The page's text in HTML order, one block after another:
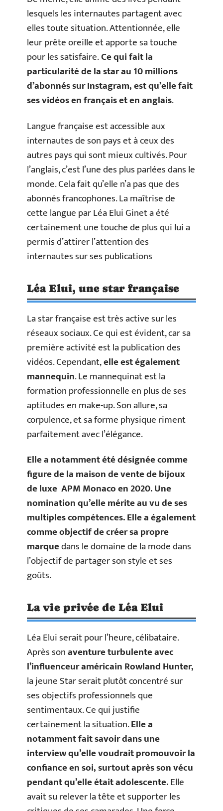
lesquels les internautes partagent avec
elles toute situation. Attentionnée, elle
leur prête oreille et apporte sa touche
pour les satisfaire.Ce qui fait la
particularité de la star au 10 millions
d’abonnés sur Instagram, est qu’elle fait
ses vidéos en français et en anglais.
Langue française est accessible aux
internautes de son pays et à ceux des
autres pays qui sont mieux cultivés. Pour
l’anglais, c’est l’une des plus parlées dans le
monde. Cela fait qu’elle n’a pas que des
abonnés francophones. La maîtrise de
cette langue par Léa Elui Ginet a été
certainement une touche de plus qui lui a
permis d’attirer l’attention des
internautes sur ses publications
Léa Elui, une star française
La star française est très active sur les
réseaux sociaux. Ce qui est évident, car sa
première activité est la publication des
vidéos. Cependant,elle est également
mannequin. Le mannequinat est la
formation professionnelle en plus de ses
aptitudes en make-up. Son allure, sa
corpulence, et sa forme physique riment
parfaitement avec l’élégance.
Elle a notamment été désignée comme
figure de la maison de vente de bijoux
de luxe APM Monaco en 2020. Une
nomination qu’elle mérite au vu de ses
multiples compétences. Elle a également
comme objectif de créer sa propre
marquedans le domaine de la mode dans
l’objectif de partager son style et ses
goûts.
La vie privée de Léa Elui
Léa Elui serait pour l’heure, célibataire.
Après sonaventure turbulente avec
l’influenceur américain Rowland Hunter,
la jeune Star serait plutôt concentré sur
ses objectifs professionnels que
sentimentaux. Ce qui justifie
certainement la situation.Elle a
notamment fait savoir dans une
interview qu’elle voudrait promouvoir la
confiance en soi, surtout après son vécu
pendant qu’elle était adolescente.Elle
avait su relever la tête et supporter les